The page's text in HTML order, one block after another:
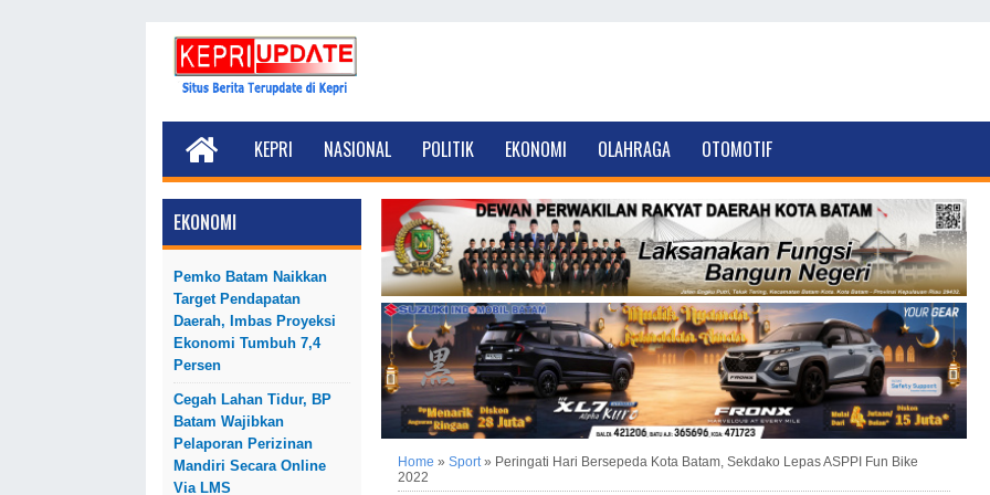
KEPRI NASIONAL POLITIK EKONOMI OLAHRAGA OTOMOTIF
EKONOMI
Pemko Batam Naikkan
Target Pendapatan
Daerah, Imbas Proyeksi
Ekonomi Tumbuh 7,4
Persen
Cegah Lahan Tidur, BP
Batam Wajibkan
Pelaporan Perizinan
Mandiri Secara Online
Via LMS
Home » Sport» Peringati Hari Bersepeda Kota Batam, Sekdako Lepas ASPPI Fun Bike
2022